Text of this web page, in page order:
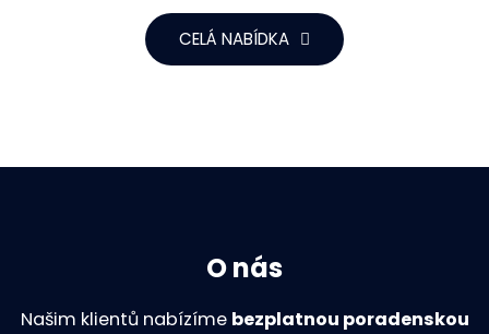
CELÁ NABÍDKA
O nás
Našim klientů nabízíme bezplatnou poradenskou